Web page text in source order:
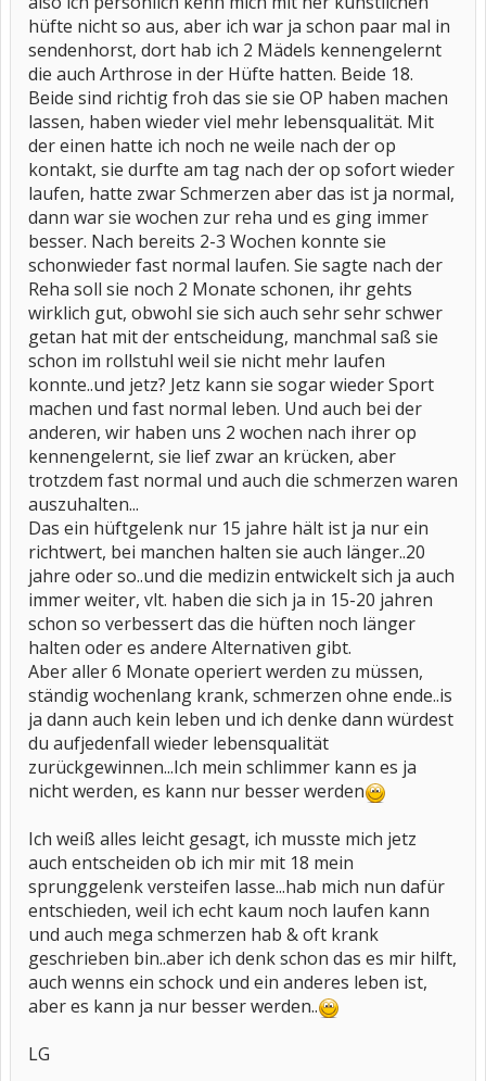
hüfte nicht so aus, aber ich war ja schon paar mal in
sendenhorst, dort hab ich 2 Mädels kennengelernt
die auch Arthrose in der Hüfte hatten. Beide 18.
Beide sind richtig froh das sie sie OP haben machen
lassen, haben wieder viel mehr lebensqualität. Mit
der einen hatte ich noch ne weile nach der op
kontakt, sie durfte am tag nach der op sofort wieder
laufen, hatte zwar Schmerzen aber das ist ja normal,
dann war sie wochen zur reha und es ging immer
besser. Nach bereits 2-3 Wochen konnte sie
schonwieder fast normal laufen. Sie sagte nach der
Reha soll sie noch 2 Monate schonen, ihr gehts
wirklich gut, obwohl sie sich auch sehr sehr schwer
getan hat mit der entscheidung, manchmal saß sie
schon im rollstuhl weil sie nicht mehr laufen
konnte..und jetz? Jetz kann sie sogar wieder Sport
machen und fast normal leben. Und auch bei der
anderen, wir haben uns 2 wochen nach ihrer op
kennengelernt, sie lief zwar an krücken, aber
trotzdem fast normal und auch die schmerzen waren
auszuhalten...
Das ein hüftgelenk nur 15 jahre hält ist ja nur ein
richtwert, bei manchen halten sie auch länger..20
jahre oder so..und die medizin entwickelt sich ja auch
immer weiter, vlt. haben die sich ja in 15-20 jahren
schon so verbessert das die hüften noch länger
halten oder es andere Alternativen gibt.
Aber aller 6 Monate operiert werden zu müssen,
ständig wochenlang krank, schmerzen ohne ende..is
ja dann auch kein leben und ich denke dann würdest
du aufjedenfall wieder lebensqualität
zurückgewinnen...Ich mein schlimmer kann es ja
nicht werden, es kann nur besser werden
Ich weiß alles leicht gesagt, ich musste mich jetz
auch entscheiden ob ich mir mit 18 mein
sprunggelenk versteifen lasse...hab mich nun dafür
entschieden, weil ich echt kaum noch laufen kann
und auch mega schmerzen hab & oft krank
geschrieben bin..aber ich denk schon das es mir hilft,
auch wenns ein schock und ein anderes leben ist,
aber es kann ja nur besser werden..
LG